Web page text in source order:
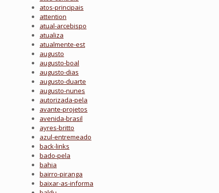
atos-principais
attention
atual-arcebispo
atualiza
atualmente-est
augusto
augusto-boal
augusto-dias
augusto-duarte
augusto-nunes
autorizada-pela
avante-projetos
avenida-brasil
ayres-britto
azul-entremeado
back-links
bado-pela
bahia
bairro-piranga
baixar-as-informa